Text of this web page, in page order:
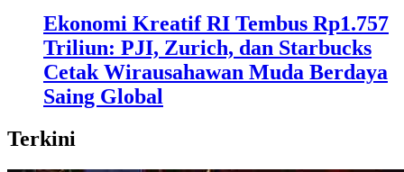
Ekonomi Kreatif RI Tembus Rp1.757
Triliun: PJI, Zurich, dan Starbucks
Cetak Wirausahawan Muda Berdaya
Saing Global
Terkini